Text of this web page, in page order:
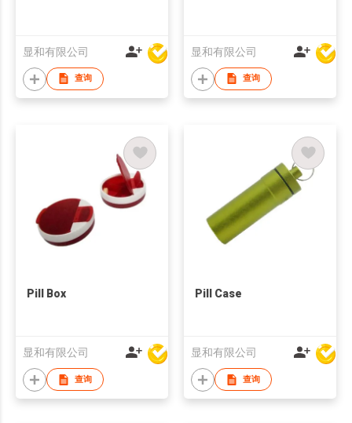
显和有限公司
查询
显和有限公司
查询
Pill Box
显和有限公司
查询
Pill Case
显和有限公司
查询